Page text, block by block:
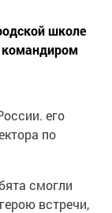
школе
его
по
смогли
встречи,